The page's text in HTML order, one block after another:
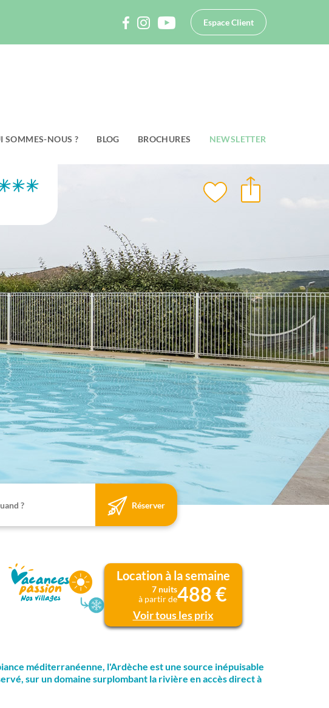
Espace Client
SOMMES-NOUS ? BLOG BROCHURES NEWSLETTER
Réserver
Location à la semaine
7 nuits
à partir de488 €
Voir tous les prix
méditerranéenne, l'Ardèche est une source inépuisable
sur un domaine surplombant la rivière en accès direct à